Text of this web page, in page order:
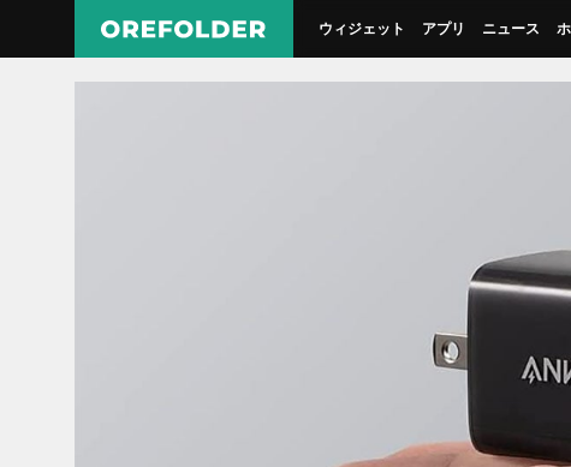
ウィジェット アプリ ニュース